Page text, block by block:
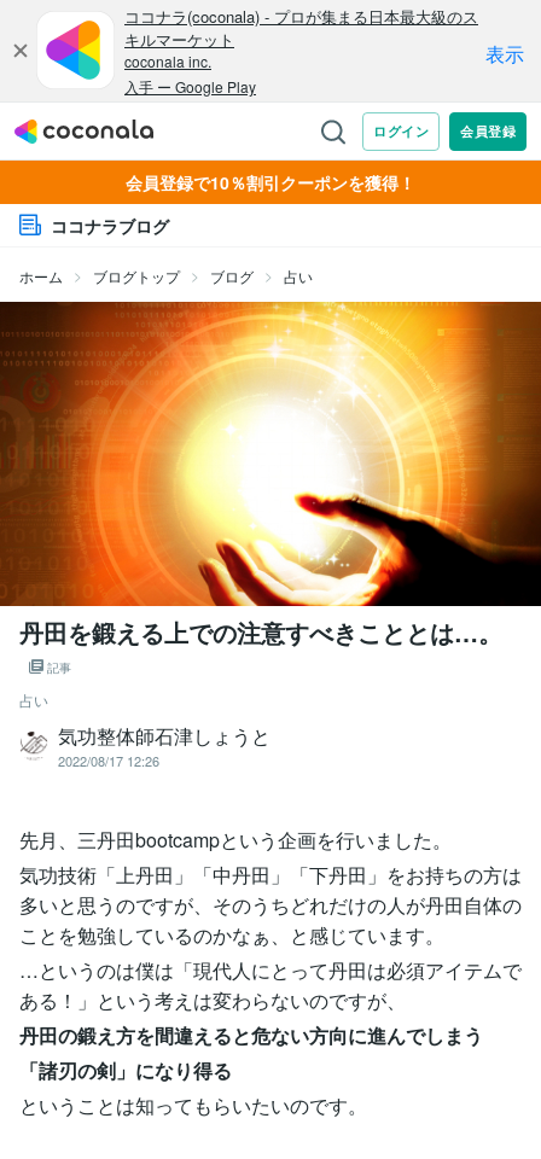
会員登録で10％割引クーポンを獲得！
ココナラブログ
ホーム ブログトップ ブログ 占い
丹田を鍛える上での注意すべきこととは…。
記事
占い
気功整体師石津しょうと
2022/08/17 12:26
先月、三丹田bootcampという企画を行いました。
気功技術「上丹田」「中丹田」「下丹田」をお持ちの方は
多いと思うのですが、そのうちどれだけの人が丹田自体の
ことを勉強しているのかなぁ、と感じています。
…というのは僕は「現代人にとって丹田は必須アイテムで
ある！」という考えは変わらないのですが、
丹田の鍛え方を間違えると危ない方向に進んでしまう
「諸刃の剣」になり得る
ということは知ってもらいたいのです。